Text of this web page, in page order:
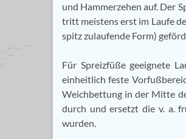
und Hammerzehen auf. Der
tritt meistens erst im Laufe
spitz zulaufende Form)
Für Spreizfüße geeignete
einheitlich feste
Weichbettung in der Mitte
durch und ersetzt die v. a.
wurden.